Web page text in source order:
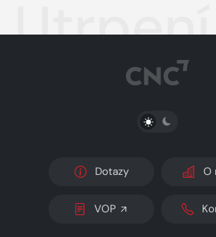
PŘEPNOUT
Dotazy O
VOP